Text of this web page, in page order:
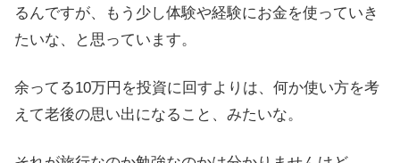
るんですが、もう少し体験や経験にお金を使っていき
たいな、と思っています。
余ってる10万円を投資に回すよりは、何か使い方を考
えて老後の思い出になること、みたいな。